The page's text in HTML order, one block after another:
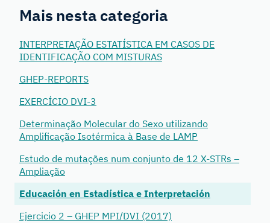
Mais nesta categoria
INTERPRETAÇÃO ESTATÍSTICA EM CASOS DE
IDENTIFICAÇÃO COM MISTURAS
GHEP-REPORTS
EXERCÍCIO DVI-3
Determinação Molecular do Sexo utilizando
Amplificação Isotérmica à Base de LAMP
Estudo de mutações num conjunto de 12 X-STRs –
Ampliação
Educación en Estadística e Interpretación
Ejercicio 2 – GHEP MPI/DVI (2017)